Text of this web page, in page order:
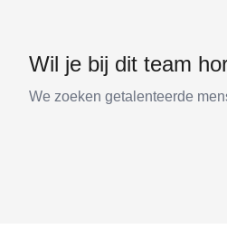
Wil je bij dit team
We zoeken getalenteerde